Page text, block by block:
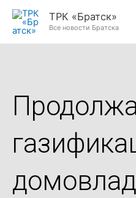
Перейти
ТРК «Братск»
Все новости Братска